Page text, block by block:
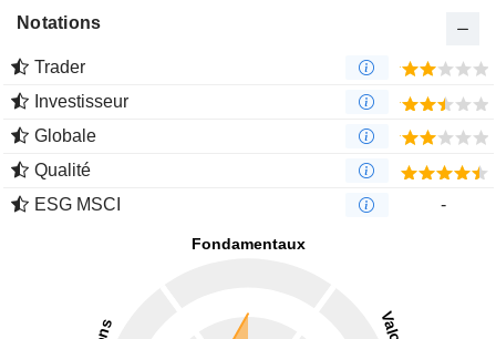
Notations
Trader
Investisseur
Globale
Qualité
ESG MSCI
-